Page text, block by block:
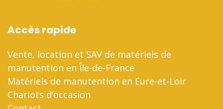
Accès rapide
Vente, location et SAV de matériels de
manutention en Île-de-France
Matériels de manutention en Eure-et-Loir
Chariots d’occasion